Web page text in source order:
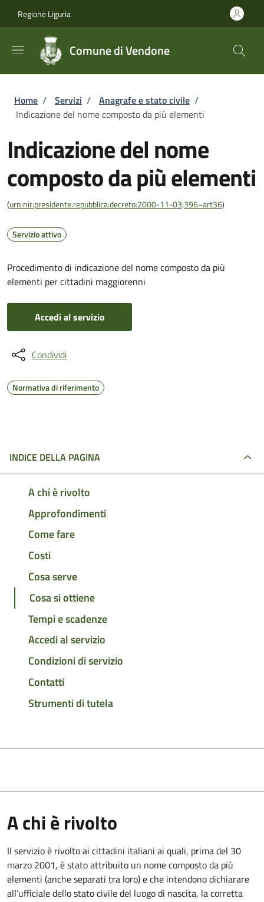
Regione Liguria
Comune di Vendone
Briciole di pane
Home / Servizi / Anagrafe e stato civile /
Indicazione del nome composto da più elementi
Indicazione del nome
composto da più elementi
(urn:nir:presidente.repubblica:decreto:2000-11-03;396~art36)
Servizio attivo
Procedimento di indicazione del nome composto da più
elementi per cittadini maggiorenni
Accedi al servizio
Condividi
Normativa di riferimento
INDICE DELLA PAGINA
A chi è rivolto
Approfondimenti
Come fare
Costi
Cosa serve
Cosa si ottiene
Tempi e scadenze
Accedi al servizio
Condizioni di servizio
Contatti
Strumenti di tutela
A chi è rivolto
Il servizio è rivolto ai cittadini italiani ai quali, prima del 30
marzo 2001, è stato attribuito un nome composto da più
elementi (anche separati tra loro) e che intendono dichiarare
all’ufficiale dello stato civile del luogo di nascita, la corretta